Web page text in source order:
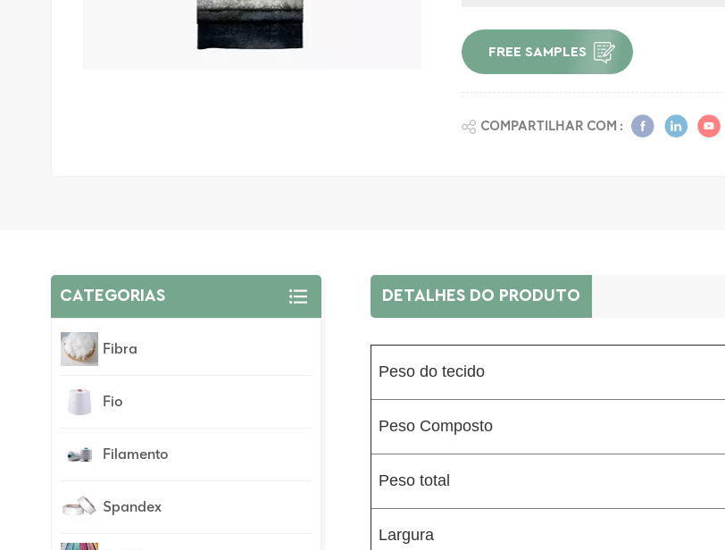
FREE SAMPLES
COMPARTILHAR COM :
DETALHES DO PRODUTO
Peso do tecido
Peso Composto
Peso total
Largura
CATEGORIAS
Fibra
Fio
Filamento
Spandex